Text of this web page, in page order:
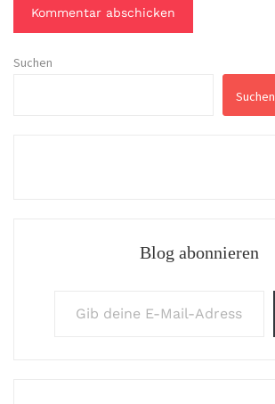
Suchen
Suchen
Blog abonnieren